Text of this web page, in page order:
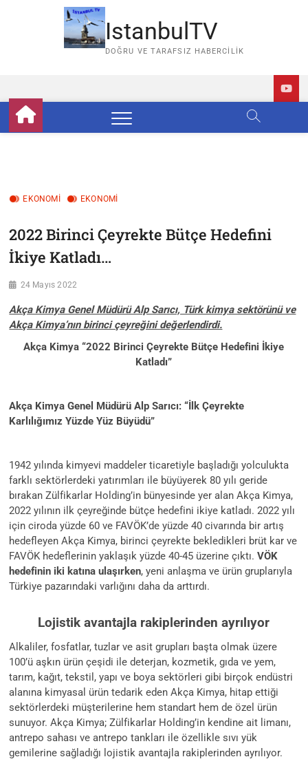
IstanbulTV
DOĞRU VE TARAFSIZ HABERCILIK
EKONOMİ EKONOMI
2022 Birinci Çeyrekte Bütçe Hedefini
İkiye Katladı…
24 Mayıs 2022
Akça Kimya Genel Müdürü Alp Sarıcı, Türk kimya sektörünü ve
Akça Kimya’nın birinci çeyreğini değerlendirdi.
Akça Kimya “2022 Birinci Çeyrekte Bütçe Hedefini İkiye
Katladı”
Akça Kimya Genel Müdürü Alp Sarıcı:“İlk Çeyrekte
Karlılığımız Yüzde Yüz Büyüdü”
1942 yılında kimyevi maddeler ticaretiyle başladığı yolculukta
farklı sektörlerdeki yatırımları ile büyüyerek 80 yılı geride
bırakan Zülfikarlar Holding’in bünyesinde yer alan Akça Kimya,
2022 yılının ilk çeyreğinde bütçe hedefini ikiye katladı. 2022 yılı
için ciroda yüzde 60 ve FAVÖK’de yüzde 40 civarında bir artış
hedefleyen Akça Kimya, birinci çeyrekte bekledikleri brüt kar ve
FAVÖK hedeflerinin yaklaşık yüzde 40-45 üzerine çıktı.VÖK
hedefinin iki katına ulaşırken, yeni anlaşma ve ürün gruplarıyla
Türkiye pazarındaki varlığını daha da arttırdı.
Lojistik avantajla rakiplerinden ayrılıyor
Alkaliler, fosfatlar, tuzlar ve asit grupları başta olmak üzere
100’ü aşkın ürün çeşidi ile deterjan, kozmetik, gıda ve yem,
tarım, kağıt, tekstil, yapı ve boya sektörleri gibi birçok endüstri
alanına kimyasal ürün tedarik eden Akça Kimya, hitap ettiği
sektörlerdeki müşterilerine hem standart hem de özel ürün
sunuyor. Akça Kimya; Zülfikarlar Holding’in kendine ait limanı,
antrepo sahası ve antrepo tankları ile özellikle sıvı yük
gemilerine sağladığı lojistik avantajla rakiplerinden ayrılıyor.